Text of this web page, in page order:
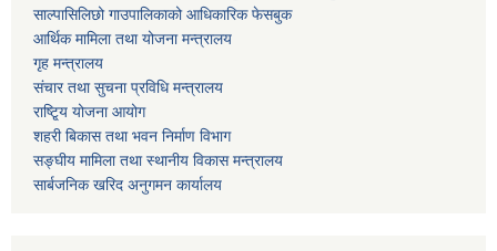
साल्पासिलिछो गाउपालिकाको आधिकारिक फेसबुक
आर्थिक मामिला तथा योजना मन्त्रालय
गृह मन्त्रालय
संचार तथा सुचना प्रविधि मन्त्रालय
राष्टि्ृय योजना आयोग
शहरी बिकास तथा भवन निर्माण विभाग
सङ्घीय मामिला तथा स्थानीय विकास मन्त्रालय
सार्बजनिक खरिद अनुगमन कार्यालय